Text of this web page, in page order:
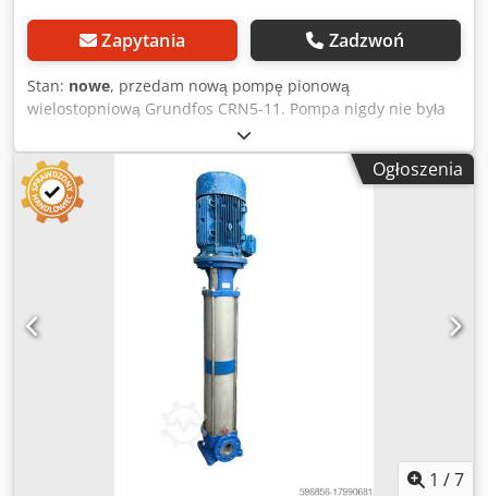
Zapytania Zadzwoń
Stan: nowe, przedam nową pompę pionową
wielostopniową Grundfos CRN5-11. Pompa nigdy nie była
używana, pochodzi z nadwyżki magazynowej. Sprzęt w
bardzo dobrym stanie, przechowywany w oryginalnym
opakowaniu. W zestawie dokumentacja producenta. Pompy
z serii Grundfos CRN są przeznaczone do pracy w
instalacjach przemysłowych oraz instalacjach wodnych.
Charakteryzują się wysoką wydajnością, niezawodnością
oraz bardzo dobrą jakością wykonania. Csdeyubcnjpfx
Akljha Dane techniczne Producent: Grundfos Model: CRN5-
11 A-P-A-E-HQQE Moc silnika: 2.2 kW Częstotliwość: 50 Hz
Prędkość obrotowa: 2899 obr/min Wydajność: 5.8 m³/h
Wysokość podnoszenia: do 56.5 m (maks. 76 m) Ciśnienie
maksymalne: 25 bar Temperatura maksymalna: 120°C
Pompa wykonana ze stali nierdzewnej, przeznaczona do
pracy w instalacjach wodnych, przemysłowych, systemach
ciśnieniowych, instalacjach technologicznych oraz
Ogłoszenia
1 /7